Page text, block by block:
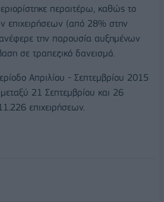
περαιτέρω, καθώς το
επιχειρήσεων (από 28% στην
την παρουσία αυξημένων
σε τραπεζικό δανεισμό.
Απριλίου - Σεπτεμβρίου 2015
21 Σεπτεμβρίου και 26
επιχειρήσεων.